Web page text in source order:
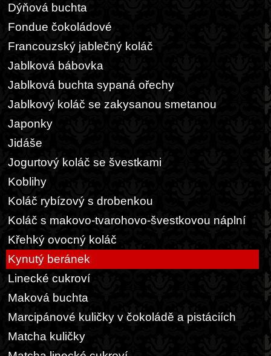
Dýňová buchta
Fondue čokoládové
Francouzský jablečný koláč
Jablková bábovka
Jablková buchta sypaná ořechy
Jablkový koláč se zakysanou smetanou
Japonky
Jidáše
Jogurtový koláč se švestkami
Koblihy
Koláč rybízový s drobenkou
Koláč s makovo-tvarohovo-švestkovou náplní
Křehký ovocný koláč
Kynutý beránek
Linecké cukroví
Maková buchta
Marcipánové kuličky v čokoládě a pistáciích
Matcha kuličky